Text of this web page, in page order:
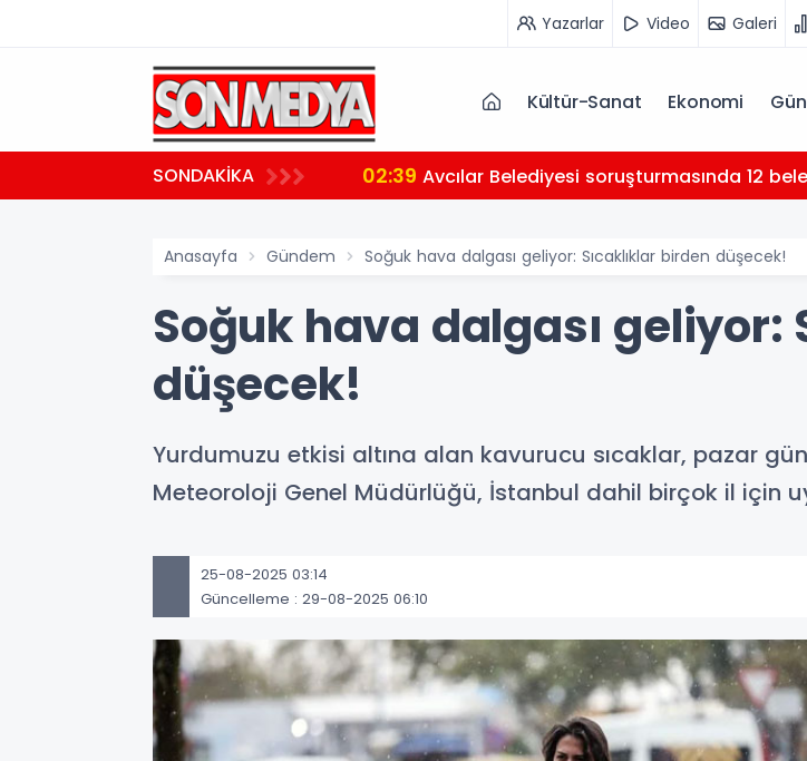
Yazarlar Video Galeri
Kültür-Sanat Ekonomi
SONDAKİKA 02:39 Avcılar Belediyesi soruşturmasında 12
Anasayfa Gündem Soğuk hava dalgası geliyor: Sıcaklıklar birden düşecek!
Soğuk hava dalgası geliyor:
düşecek!
Yurdumuzu etkisi altına alan kavurucu sıcaklar, pazar
Meteoroloji Genel Müdürlüğü, İstanbul dahil birçok il için
25-08-2025 03:14
Güncelleme : 29-08-2025 06:10